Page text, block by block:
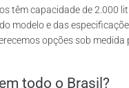
têm capacidade de 2.000
modelo e das
opções sob
todo o Brasil?